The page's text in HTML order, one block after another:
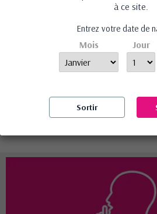
-
Avis (0)
Aucun avis n'a été publié
à ce site.
Entrez votre date de
Mois Jour
Sortir